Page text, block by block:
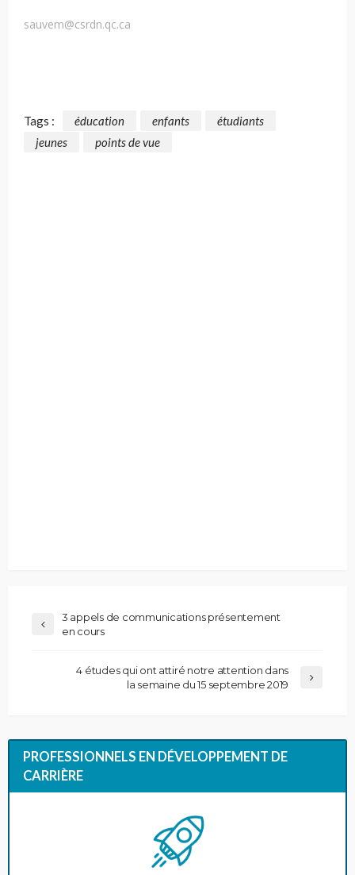
sauvem@csrdn.qc.ca
Tags : éducation enfants
étudiants
jeunes
points de vue
3 appels de communications présentement
en cours
4 études qui ont attiré notre attention dans
la semaine du 15 septembre 2019
PROFESSIONNELS EN DÉVELOPPEMENT DE
CARRIÈRE